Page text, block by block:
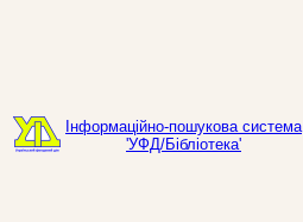
Інформаційно-пошукова система
'УФД/Бібліотека'